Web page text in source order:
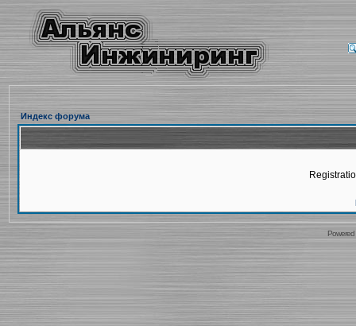
Индекс форума